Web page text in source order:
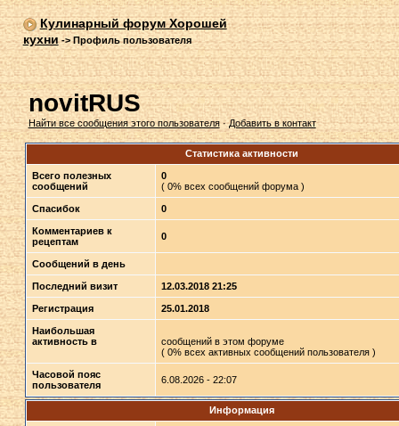
Кулинарный форум Хорошей
кухни->Профиль пользователя
novitRUS
Найти все сообщения этого пользователя·Добавить в контакт
Статистика активности
Всего полезных
сообщений
0
( 0% всех сообщений форума )
Спасибок 0
Комментариев к
рецептам
0
Сообщений в день
Последний визит 12.03.2018 21:25
Регистрация 25.01.2018
Наибольшая
активность в
сообщений в этом форуме
( 0% всех активных сообщений пользователя )
Часовой пояс
пользователя
6.08.2026 - 22:07
Информация